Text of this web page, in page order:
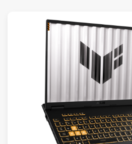
Impression
Stockage
Electroménager